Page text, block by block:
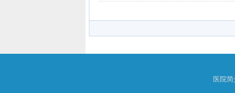
医院简